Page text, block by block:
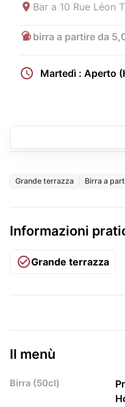
Bar a 10 Rue Léon
birra a partire da
Martedì : Aperto
Grande terrazza Birra a
Informazioni
Grande terrazza
Il menù
Birra (50cl)